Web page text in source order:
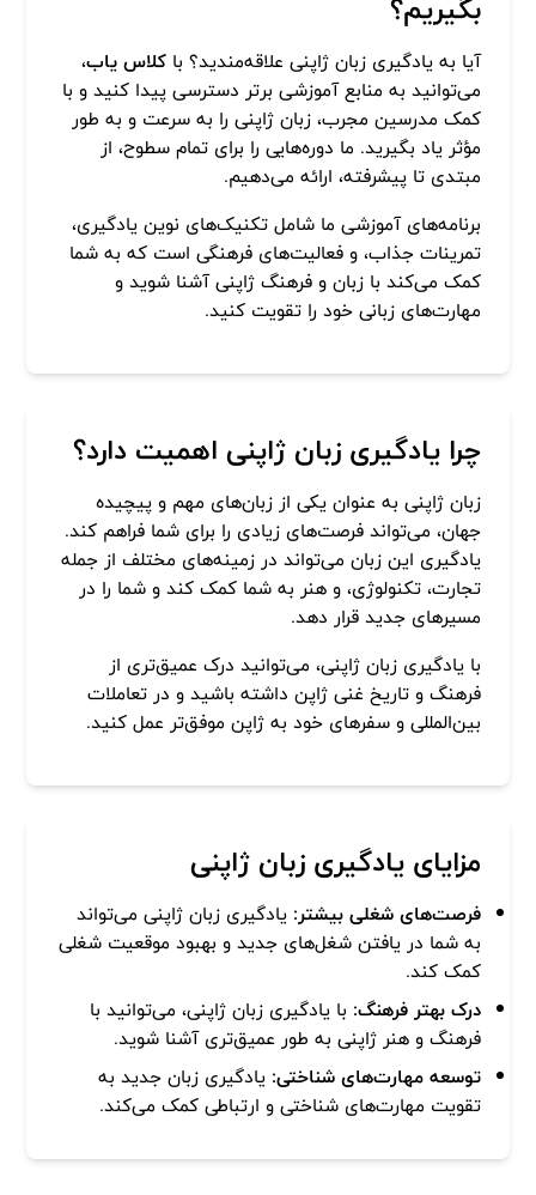
آیا به یادگیری زبان ژاپنی علاقه‌مندید؟ باکلاس یاب،
می‌توانید به منابع آموزشی برتر دسترسی پیدا کنید و با
کمک مدرسین مجرب، زبان ژاپنی را به سرعت و به طور
مؤثر یاد بگیرید. ما دوره‌هایی را برای تمام سطوح، از
مبتدی تا پیشرفته، ارائه می‌دهیم.
برنامه‌های آموزشی ما شامل تکنیک‌های نوین یادگیری،
تمرینات جذاب، و فعالیت‌های فرهنگی است که به شما
کمک می‌کند با زبان و فرهنگ ژاپنی آشنا شوید و
مهارت‌های زبانی خود را تقویت کنید.
چرا یادگیری زبان ژاپنی اهمیت دارد؟
زبان ژاپنی به عنوان یکی از زبان‌های مهم و پیچیده
جهان، می‌تواند فرصت‌های زیادی را برای شما فراهم کند.
یادگیری این زبان می‌تواند در زمینه‌های مختلف از جمله
تجارت، تکنولوژی، و هنر به شما کمک کند و شما را در
مسیرهای جدید قرار دهد.
با یادگیری زبان ژاپنی، می‌توانید درک عمیق‌تری از
فرهنگ و تاریخ غنی ژاپن داشته باشید و در تعاملات
بین‌المللی و سفرهای خود به ژاپن موفق‌تر عمل کنید.
مزایای یادگیری زبان ژاپنی
فرصت‌های شغلی بیشتر: یادگیری زبان ژاپنی می‌تواند
به شما در یافتن شغل‌های جدید و بهبود موقعیت شغلی
کمک کند.
درک بهتر فرهنگ: با یادگیری زبان ژاپنی، می‌توانید با
فرهنگ و هنر ژاپنی به طور عمیق‌تری آشنا شوید.
توسعه مهارت‌های شناختی: یادگیری زبان جدید به
تقویت مهارت‌های شناختی و ارتباطی کمک می‌کند.